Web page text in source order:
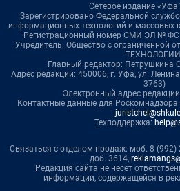
Сетевое издание
Зарегистрировано Федеральной
информационных технологий и массовых
Регистрационный номер СМИ ЭЛ № ФС
Учредитель: Общество с ограниченной
Главный редактор: Петрушкина
Адрес редакции: 450006, г. Уфа, ул.
3763)
Электронный адрес
Контактные данные для Роскомнадзора
Техподдержка:
Связаться с отделом продаж: моб. 8 (992)
доб. 3614,
Редакция сайта не несет
информации, содержащейся в